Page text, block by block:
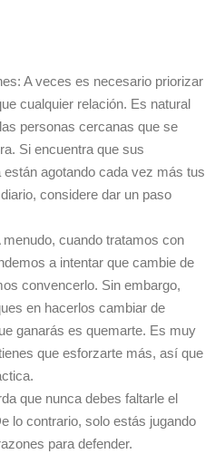
A veces es necesario priorizar
cualquier relación. Es natural
personas cercanas que se
Si encuentra que sus
agotando cada vez más tus
considere dar un paso
cuando tratamos con
a intentar que cambie de
convencerlo. Sin embargo,
en hacerlos cambiar de
ganarás es quemarte. Es muy
que esforzarte más, así que
que nunca debes faltarle el
lo contrario, solo estás jugando
para defender.